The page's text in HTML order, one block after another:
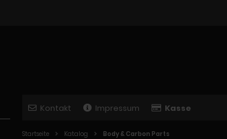
Kontakt Impressum Kasse
Startseite Katalog Body & Carbon Parts